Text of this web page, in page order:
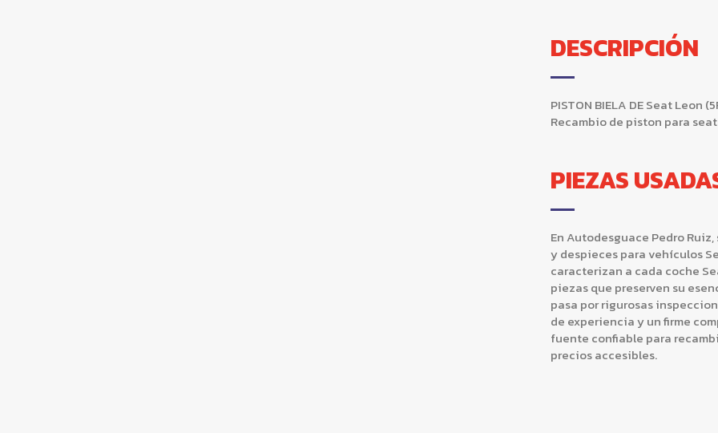
DESCRIPCIÓN
PISTON BIELA DE Seat Leon
Recambio de piston para seat
PIEZAS
En Autodesguace Pedro
y despieces para vehículos
caracterizan a cada coche
piezas que preserven su
pasa por rigurosas
de experiencia y un firme
fuente confiable para
precios accesibles.